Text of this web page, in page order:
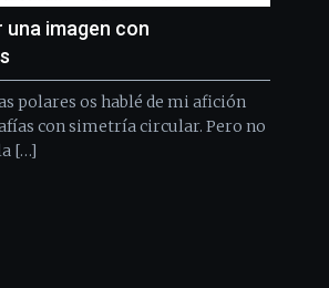
una imagen con
polares os hablé de mi afición
con simetría circular. Pero no
[…]